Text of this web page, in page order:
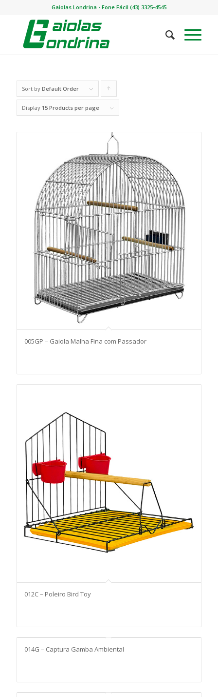
Gaiolas Londrina - Fone Fácil (43) 3325-4545
Sort by Default Order
products
ascending
Display 15 Products per page
005GP – Gaiola Malha Fina com Passador
012C – Poleiro Bird Toy
014G – Captura Gamba Ambiental